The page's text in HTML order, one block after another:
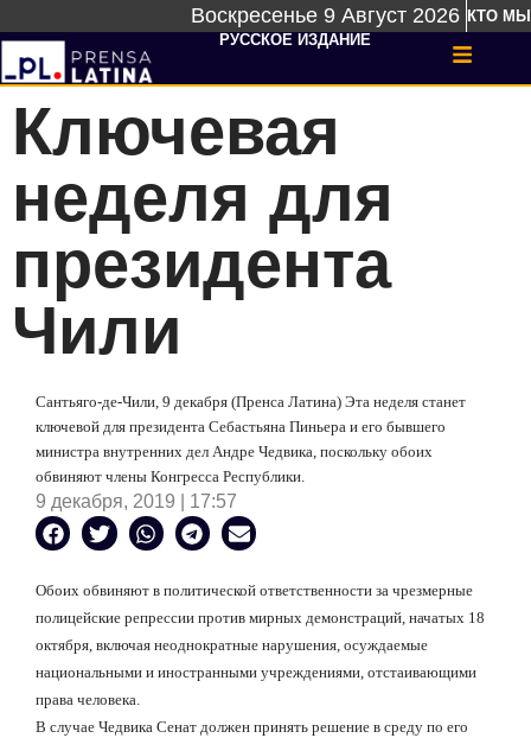
Воскресенье 9 Август 2026 КТО МЫ
РУССКОЕ ИЗДАНИЕ
Ключевая
неделя для
президента
Чили
Сантьяго-де-Чили, 9 декабря (Пренса Латина) Эта неделя станет
ключевой для президента Себастьяна Пиньера и его бывшего
министра внутренних дел Андре Чедвика, поскольку обоих
обвиняют члены Конгресса Республики.
9 декабря, 2019 | 17:57
Обоих обвиняют в политической ответственности за чрезмерные
полицейские репрессии против мирных демонстраций, начатых 18
октября, включая неоднократные нарушения, осуждаемые
национальными и иностранными учреждениями, отстаивающими
права человека.
В случае Чедвика Сенат должен принять решение в среду по его